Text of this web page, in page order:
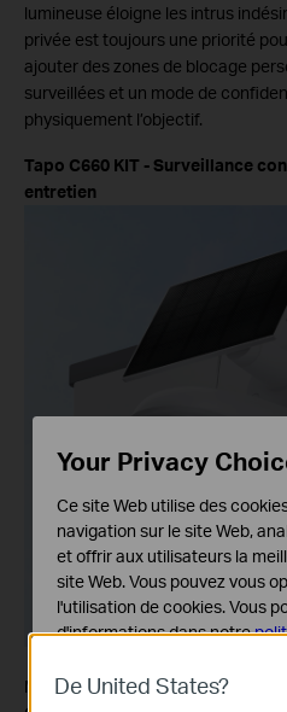
lumineuse éloigne les intrus
privée est toujours une priorité
ajouter des zones de blocage
surveillées et un mode de
physiquement l’objectif.
Tapo C660 KIT - Surveillance
entretien
Maintenant que la protection
De United States?
Your Privacy
Ce site Web utilise des
navigation sur le site Web,
et offrir aux utilisateurs la
site Web. Vous pouvez vous
l'utilisation de cookies. Vous
d'informations dans notre
Cookies basiques
Ces cookies sont nécessaires